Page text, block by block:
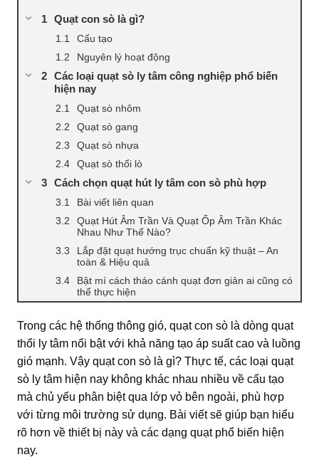
Quạt con sò là gì?
Cấu tạo
Nguyên lý hoạt động
Các loại quạt sò ly tâm công nghiệp phổ biến
hiện nay
Quạt sò nhôm
Quạt sò gang
Quạt sò nhựa
Quạt sò thổi lò
Cách chọn quạt hút ly tâm con sò phù hợp
Bài viết liên quan
Quạt Hút Âm Trần Và Quạt Ốp Âm Trần Khác
Nhau Như Thế Nào?
Lắp đặt quạt hướng trục chuẩn kỹ thuật – An
toàn & Hiệu quả
Bật mí cách tháo cánh quạt đơn giản ai cũng có
thể thực hiện
Trong các hệ thống thông gió, quạt con sò là dòng quạt
thổi ly tâm nổi bật với khả năng tạo áp suất cao và luồng
gió mạnh. Vậy quạt con sò là gì? Thực tế, các loại quạt
sò ly tâm hiện nay không khác nhau nhiều về cấu tạo
mà chủ yếu phân biệt qua lớp vỏ bên ngoài, phù hợp
với từng môi trường sử dụng. Bài viết sẽ giúp bạn hiểu
rõ hơn về thiết bị này và các dạng quạt phổ biến hiện
nay.